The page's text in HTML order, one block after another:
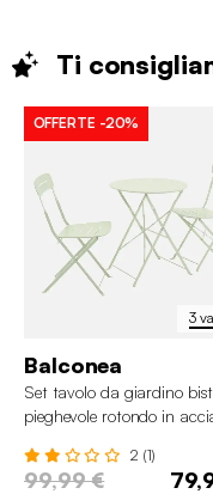
Ti
3
OFFERTE -20%
Balconea
Set tavolo da giardino
pieghevole rotondo in
2 (1)
99,99 €